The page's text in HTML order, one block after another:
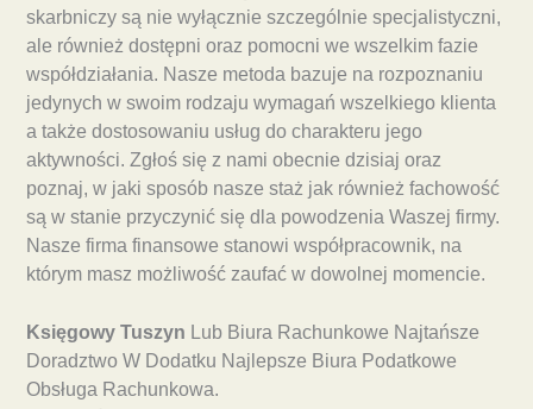
skarbniczy są nie wyłącznie szczególnie specjalistyczni,
ale również dostępni oraz pomocni we wszelkim fazie
współdziałania. Nasze metoda bazuje na rozpoznaniu
jedynych w swoim rodzaju wymagań wszelkiego klienta
a także dostosowaniu usług do charakteru jego
aktywności. Zgłoś się z nami obecnie dzisiaj oraz
poznaj, w jaki sposób nasze staż jak również fachowość
są w stanie przyczynić się dla powodzenia Waszej firmy.
Nasze firma finansowe stanowi współpracownik, na
którym masz możliwość zaufać w dowolnej momencie.
Księgowy Tuszyn Lub Biura Rachunkowe Najtańsze
Doradztwo W Dodatku Najlepsze Biura Podatkowe
Obsługa Rachunkowa.